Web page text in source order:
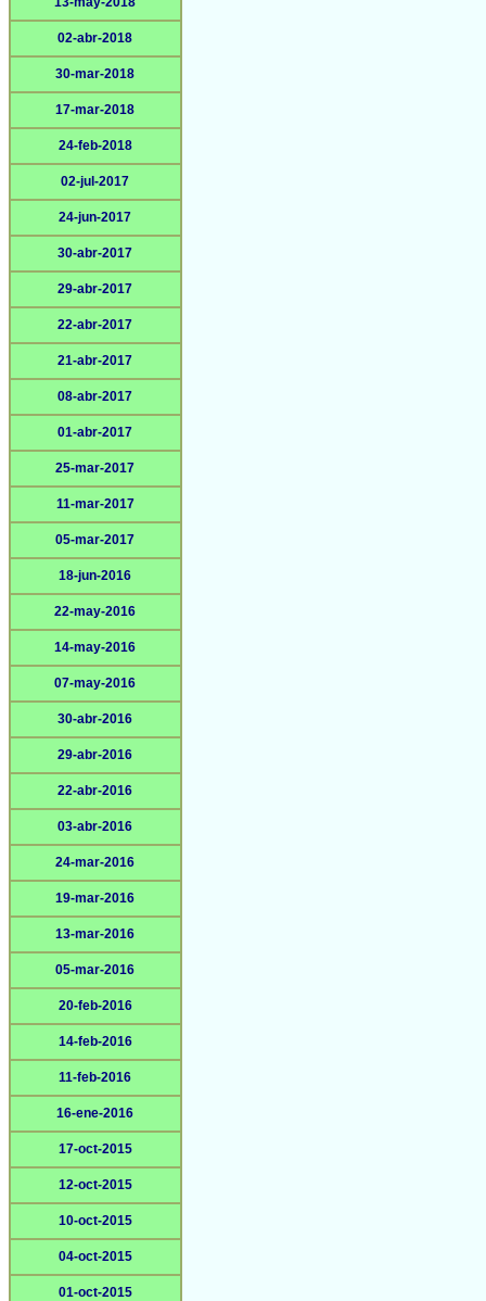
02-abr-2018
30-mar-2018
17-mar-2018
24-feb-2018
02-jul-2017
24-jun-2017
30-abr-2017
29-abr-2017
22-abr-2017
21-abr-2017
08-abr-2017
01-abr-2017
25-mar-2017
11-mar-2017
05-mar-2017
18-jun-2016
22-may-2016
14-may-2016
07-may-2016
30-abr-2016
29-abr-2016
22-abr-2016
03-abr-2016
24-mar-2016
19-mar-2016
13-mar-2016
05-mar-2016
20-feb-2016
14-feb-2016
11-feb-2016
16-ene-2016
17-oct-2015
12-oct-2015
10-oct-2015
04-oct-2015
01-oct-2015